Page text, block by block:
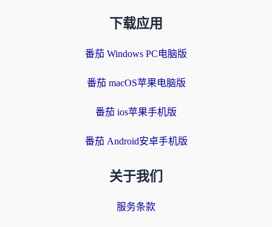
下载应用
番茄 Windows PC电脑版
番茄 macOS苹果电脑版
番茄 ios苹果手机版
番茄 Android安卓手机版
关于我们
服务条款